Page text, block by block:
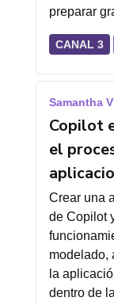
preparar
CANAL 3
Samantha
Copilot
el
Crear una
de Copilot
modelado,
la
dentro de